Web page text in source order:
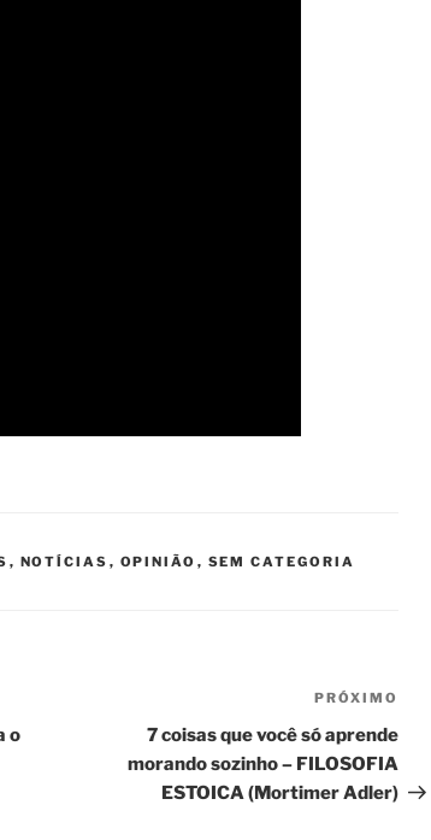
, NOTÍCIAS , OPINIÃO , SEM CATEGORIA
o
post
PRÓXIMO
7 coisas que você só aprende
morando sozinho – FILOSOFIA
ESTOICA (Mortimer Adler)